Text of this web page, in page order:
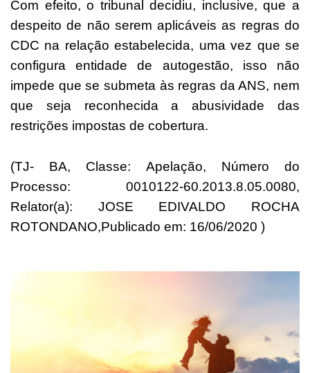
Com efeito, o tribunal decidiu, inclusive, que a
despeito de não serem aplicáveis as regras do
CDC na relação estabelecida, uma vez que se
configura entidade de autogestão, isso não
impede que se submeta às regras da ANS, nem
que seja reconhecida a abusividade das
restrições impostas de cobertura.
(TJ- BA, Classe: Apelação, Número do
Processo: 0010122-60.2013.8.05.0080,
Relator(a): JOSE EDIVALDO ROCHA
ROTONDANO,Publicado em: 16/06/2020 )